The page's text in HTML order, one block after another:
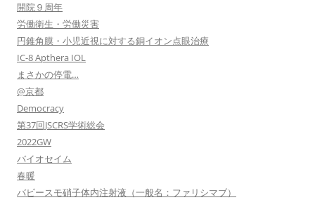
開院９周年
労働衛生・労働災害
円錐角膜・小児近視に対する銅イオン点眼治療
IC-8 Apthera IOL
まさかの停電…
@京都
Democracy
第37回JSCRS学術総会
2022GW
バイオセイム
春暖
バビースモ硝子体内注射液（一般名：ファリシマブ）